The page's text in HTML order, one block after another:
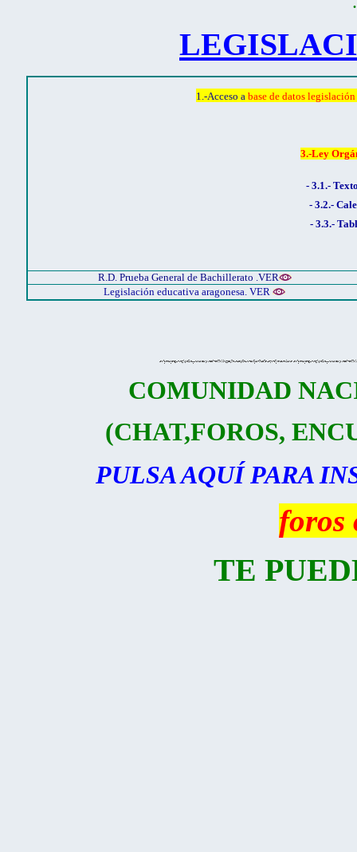
1.-Acceso a base de datos
3.-Ley
- 3.1.-
- 3.2.-
- 3.3.-
R.D. Prueba General de Bachillerato .VER
Legislación educativa aragonesa. VER
COMUNIDAD
(CHAT,FOROS,
PULSA AQUÍ PARA
foros
TE